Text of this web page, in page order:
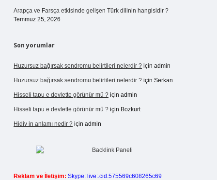
Arapça ve Farsça etkisinde gelişen Türk dilinin hangisidir ?
Temmuz 25, 2026
Son yorumlar
Huzursuz bağırsak sendromu belirtileri nelerdir ? için admin
Huzursuz bağırsak sendromu belirtileri nelerdir ? için Serkan
Hisseli tapu e devlette görünür mü ? için admin
Hisseli tapu e devlette görünür mü ? için Bozkurt
Hidiv in anlamı nedir ? için admin
Reklam ve İletişim: Skype: live:.cid.575569c608265c69